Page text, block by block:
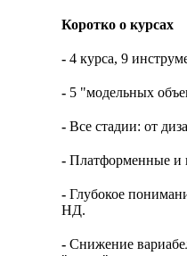
Коротко о курсах
- 4 курса, 9
- 5 "модельных
- Все стадии: от
- Платформенные и
- Глубокое
НД.
- Снижение